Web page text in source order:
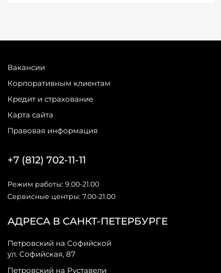
Вакансии
Корпоративным клиентам
Кредит и страхование
Карта сайта
Правовая информация
АДРЕСА В САНКТ-ПЕТЕРБУРГЕ
Петровский на Софийской
ул. Софийская, 87
Петровский на Руставели
+7 (812) 702-11-11
Режим работы: 9.00-21.00
Сервисные центры: 7.00-21.00